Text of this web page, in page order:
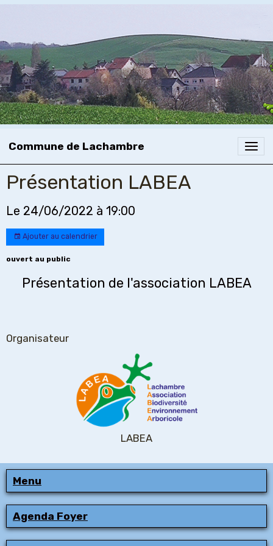
Commune de Lachambre
Présentation LABEA
Le 24/06/2022 à 19:00
Ajouter au calendrier
ouvert au public
Présentation de l'association LABEA
Organisateur
LABEA
Menu
Agenda Foyer